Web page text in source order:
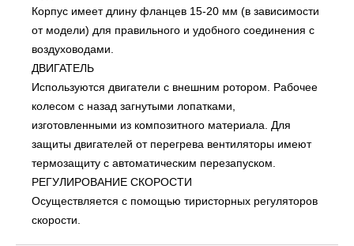
Корпус имеет длину фланцев 15-20 мм (в зависимости
от модели) для правильного и удобного соединения с
воздуховодами.
ДВИГАТЕЛЬ
Используются двигатели с внешним ротором. Рабочее
колесом с назад загнутыми лопатками,
изготовленными из композитного материала. Для
защиты двигателей от перегрева вентиляторы имеют
термозащиту с автоматическим перезапуском.
РЕГУЛИРОВАНИЕ СКОРОСТИ
Осуществляется с помощью тиристорных регуляторов
скорости.